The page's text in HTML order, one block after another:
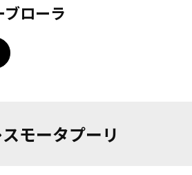
ローラ
モータプーリ